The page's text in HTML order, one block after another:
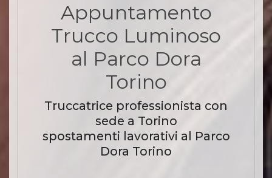
Appuntamento
Trucco Luminoso
al Parco Dora
Torino
Truccatrice professionista con
sede a Torino
spostamenti lavorativi al Parco
Dora Torino